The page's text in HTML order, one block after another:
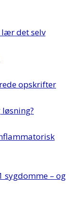
lær det selv
opskrifter
sygdomme – og